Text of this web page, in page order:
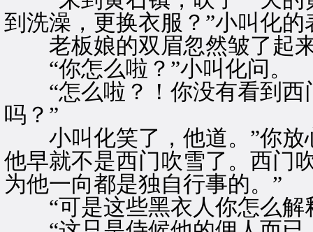
到洗澡，更换衣服？”小叫化
老板娘的双眉忽然皱了起
“你怎么啦？”小叫化问。
“怎么啦？！你没有看到西
吗？”
小叫化笑了，他道。”你放
他早就不是西门吹雪了。西门
为他一向都是独自行事的。”
“可是这些黑衣人你怎么解